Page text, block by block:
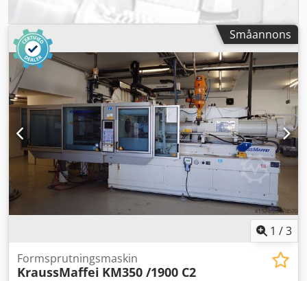
79008 Vikt [kg]: 10 950 Mått [mm]: 6000 x 2000
Påfyllningstratt: NEJ Luftventil: x5 Kärnmärkningssystem:
1x
Småannons
1 /3
Formsprutningsmaskin
KraussMaffei KM350 /1900 C2